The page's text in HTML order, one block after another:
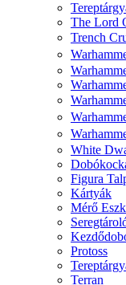
The Lord
Trench
White
Figura
Kártyák
Mérő
Protoss
Terran